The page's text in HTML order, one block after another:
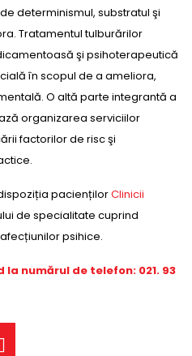
determinismul, substratul şi
Tratamentul tulburărilor
şi psihoterapeutică
în scopul de a ameliora,
O altă parte integrantă a
organizarea serviciilor
factorilor de risc şi
paciențilorClinicii
de specialitate cuprind
psihice.
numărul de telefon: 021. 93